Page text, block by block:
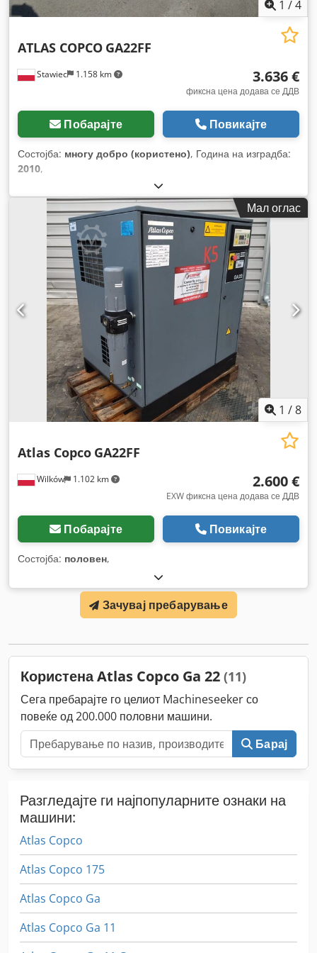
1 /4
Stawiec 1.158 km
ATLAS COPCO GA22FF
3.636 €
фиксна цена додава се ДДВ
Побарајте Повикајте
Состојба: многу добро (користено), Година на изградба:
2010,
Мал оглас
1 /8
Wilków 1.102 km
Atlas Copco GA22FF
2.600 €
EXW фиксна цена додава се ДДВ
Побарајте Повикајте
Состојба: половен,
Зачувај пребарување
Користена Atlas Copco Ga 22 (11)
Сега пребарајте го целиот Machineseeker со
повеќе од 200.000 половни машини.
Барај
Разгледајте ги најпопуларните ознаки на
машини:
Atlas Copco
Atlas Copco 175
Atlas Copco Ga
Atlas Copco Ga 11